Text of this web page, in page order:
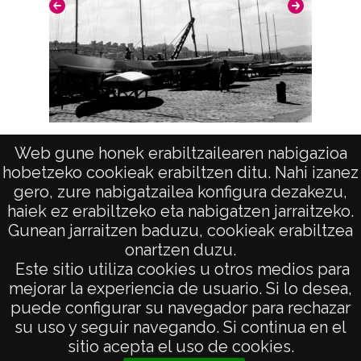
Web gune honek erabiltzailearen nabigazioa
hobetzeko cookieak erabiltzen ditu. Nahi izanez
gero, zure nabigatzailea konfigura dezakezu,
haiek ez erabiltzeko eta nabigatzen jarraitzeko.
Gunean jarraitzen baduzu, cookieak erabiltzea
onartzen duzu.
Este sitio utiliza cookies u otros medios para
mejorar la experiencia de usuario. Si lo desea,
puede configurar su navegador para rechazar
su uso y seguir navegando. Si continua en el
sitio acepta el uso de cookies.
positivo: 7140;
Licencia de las imágenes
CC BY-NC-SA 4.0
Veleros (DONOSTIA-SAN SEBASTIAN)
AVISO LEGAL
POLÍTICA DE PRIVACIDAD
ACCESIBILIDAD
ATENCIÓN CIUDADANA